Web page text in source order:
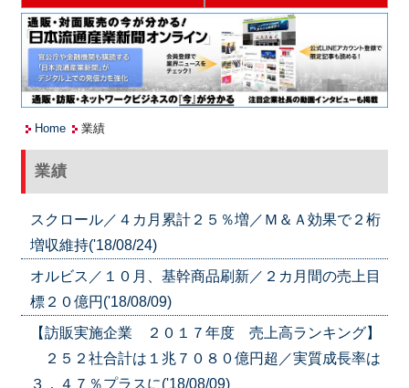
Home 業績
業績
スクロール／４カ月累計２５％増／Ｍ＆Ａ効果で２桁
増収維持('18/08/24)
オルビス／１０月、基幹商品刷新／２カ月間の売上目
標２０億円('18/08/09)
【訪販実施企業 ２０１７年度 売上高ランキング】
２５２社合計は１兆７０８０億円超／実質成長率は
３．４７％プラスに('18/08/09)